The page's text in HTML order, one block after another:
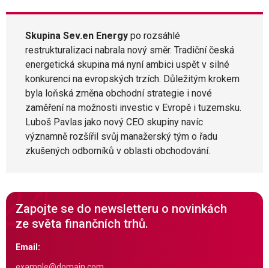
Skupina Sev.en Energy po rozsáhlé
restrukturalizaci nabrala nový směr. Tradiční česká
energetická skupina má nyní ambici uspět v silné
konkurenci na evropských trzích. Důležitým krokem
byla loňská změna obchodní strategie i nové
zaměření na možnosti investic v Evropě i tuzemsku.
Luboš Pavlas jako nový CEO skupiny navíc
významně rozšířil svůj manažerský tým o řadu
zkušených odborníků v oblasti obchodování.
Zapojte se do newsletteru o novinkách
ze světa finančních trhů.
Email: